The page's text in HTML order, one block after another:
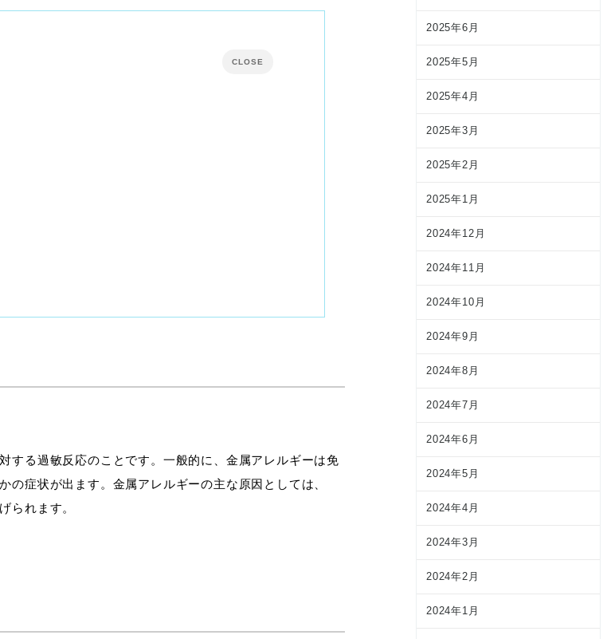
CLOSE
する過敏反応のことです。一般的に、金属アレルギーは免
の症状が出ます。金属アレルギーの主な原因としては、
られます。
2025年6月
2025年5月
2025年4月
2025年3月
2025年2月
2025年1月
2024年12月
2024年11月
2024年10月
2024年9月
2024年8月
2024年7月
2024年6月
2024年5月
2024年4月
2024年3月
2024年2月
2024年1月